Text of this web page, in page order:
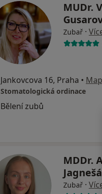
MUDr.
Zubař ·
Jankovcova 16, Praha •
Stomatologická ordinace
Bělení zubů
MDDr.
Zubař ·